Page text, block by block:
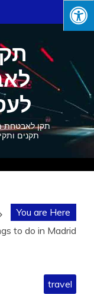
Skip
to
תקנים
You are Here
to do in Madrid ?
travel